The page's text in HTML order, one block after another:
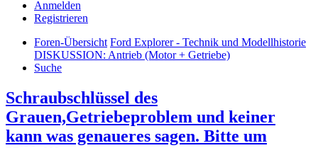
Anmelden
Registrieren
Foren-Übersicht Ford Explorer - Technik und Modellhistorie
DISKUSSION: Antrieb (Motor + Getriebe)
Suche
Schraubschlüssel des
Grauen,Getriebeproblem und keiner
kann was genaueres sagen. Bitte um